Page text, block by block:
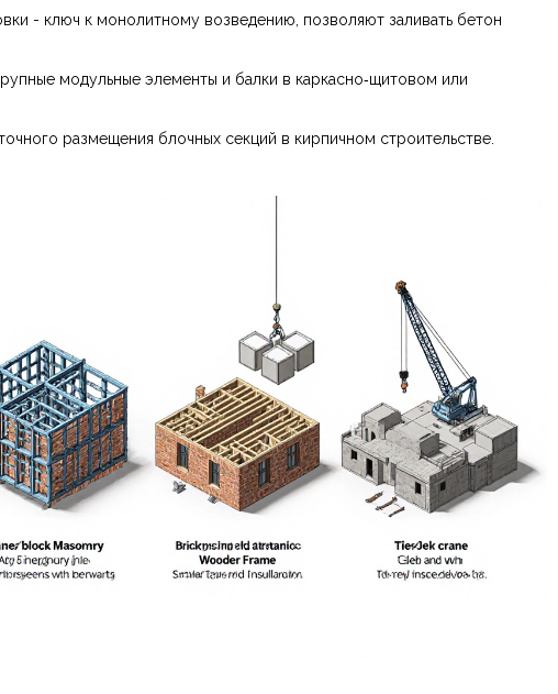
- ключ к монолитному возведению, позволяют заливать бетон
модульные элементы и балки в каркасно‑щитовом или
размещения блочных секций в кирпичном строительстве.